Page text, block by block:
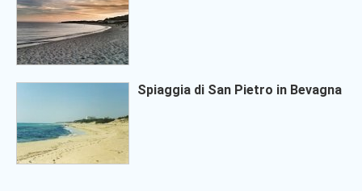
Spiaggia di San Pietro in Bevagna